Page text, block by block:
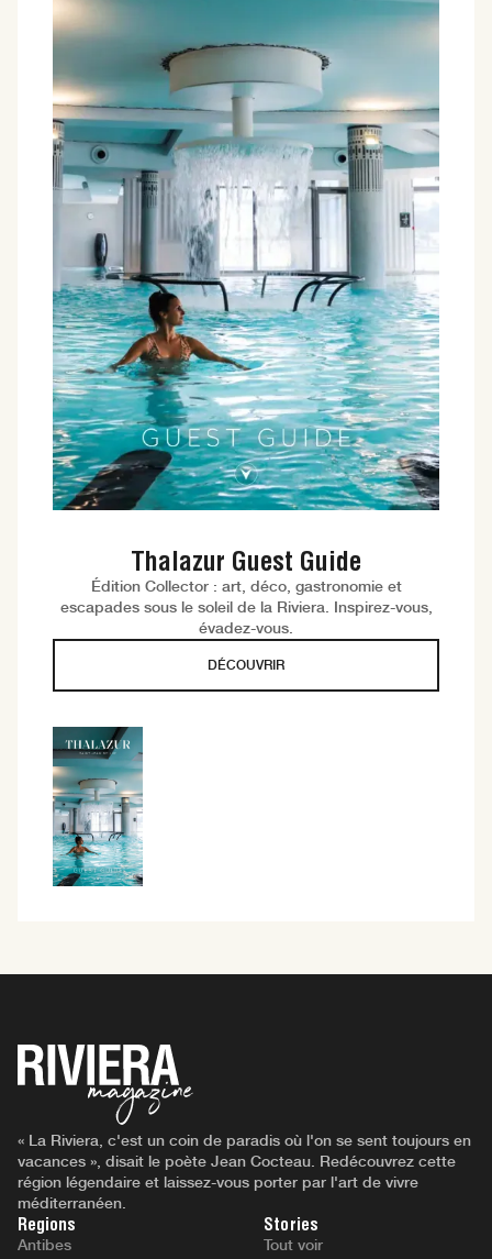
Thalazur Guest Guide
Édition Collector : art, déco, gastronomie et
escapades sous le soleil de la Riviera. Inspirez-vous,
évadez-vous.
DÉCOUVRIR
« La Riviera, c'est un coin de paradis où l'on se sent toujours en
vacances », disait le poète Jean Cocteau. Redécouvrez cette
région légendaire et laissez-vous porter par l'art de vivre
méditerranéen.
Regions
Antibes
Stories
Tout voir